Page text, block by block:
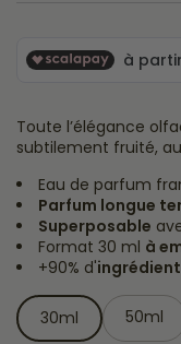
Toute l’élégance
subtilement fruité,
Eau de parfum
Parfum longue
Superposable
Format 30 ml à
+90% d'
30ml 50ml